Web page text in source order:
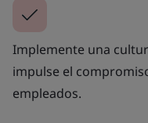
Implemente una
impulse el
empleados.